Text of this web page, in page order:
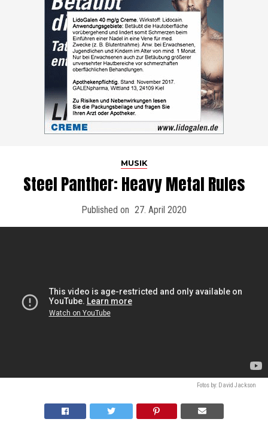
MUSIK
Steel Panther: Heavy Metal Rules
Published on 27. April 2020
Fotos by: David Jackson